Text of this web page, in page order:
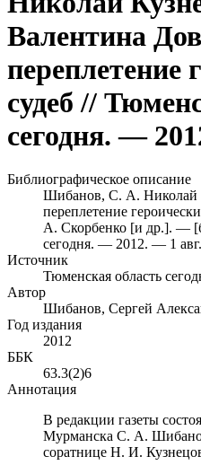
Валентина
переплетение
судеб //
сегодня. —
Библиографическое описание
Шибанов, С. А. Николай
переплетение
А. Скорбенко [и др.]. —
сегодня. — 2012. — 1
Источник
Тюменская область
Автор
Шибанов, Сергей
Год издания
2012
ББК
63.3(2)6
Аннотация
В редакции газеты
Мурманска С. А.
соратнице Н. И.